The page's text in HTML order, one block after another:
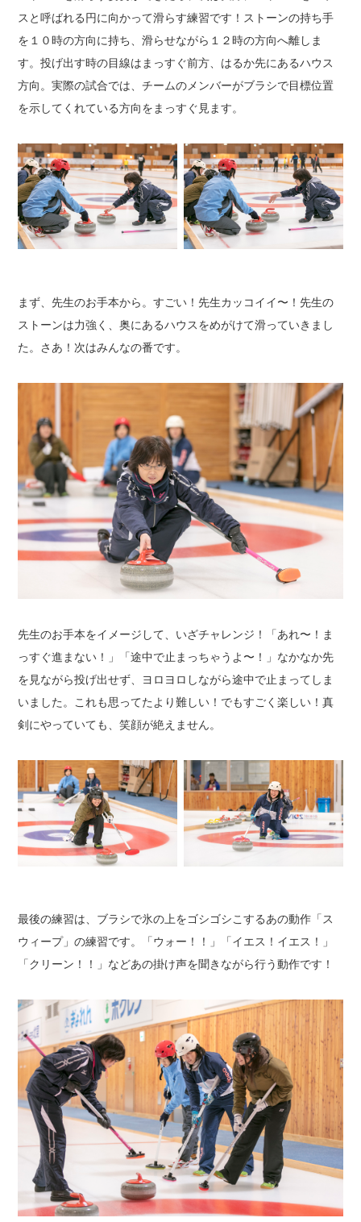
スと呼ばれる円に向かって滑らす練習です！ ストーンの持ち手
を１０時の方向に持ち、滑らせながら１２時の方向へ離しま
す。投げ出す時の目線はまっすぐ前方、はるか先にあるハウス
方向。実際の試合では、チームのメンバーがブラシで目標位置
を示してくれている方向をまっすぐ見ます。
まず、先生のお手本から。すごい！先生カッコイイ〜！先生の
ストーンは力強く、奥にあるハウスをめがけて滑っていきまし
た。 さあ！次はみんなの番です。
先生のお手本をイメージして、いざチャレンジ！
「あれ〜！ま
っすぐ進まない！」「途中で止まっちゃうよ〜！」 なかなか先
を見ながら投げ出せず、ヨロヨロしながら途中で止まってしま
いました。 これも思ってたより難しい！でもすごく楽しい！真
剣にやっていても、笑顔が絶えません。
最後の練習は、ブラシで氷の上をゴシゴシこするあの動作「ス
ウィープ」の練習です。
「ウォー！！」「イエス！イエス！」
「クリーン！！」などあの掛け声を聞きながら行う動作です！